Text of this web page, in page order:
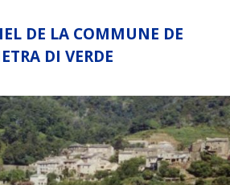
DE LA COMMUNE DE
DI VERDE